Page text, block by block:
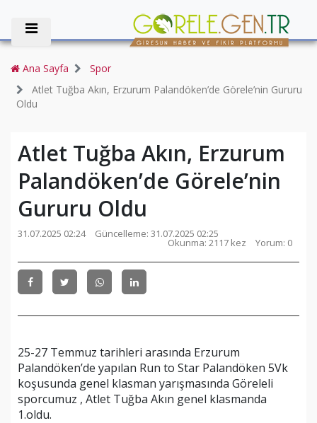
Ana Sayfa
Spor
Atlet Tuğba Akın, Erzurum Palandöken’de Görele’nin Gururu
Oldu
Atlet Tuğba Akın, Erzurum
Palandöken’de Görele’nin
Gururu Oldu
31.07.2025 02:24 Güncelleme: 31.07.2025 02:25
Okunma: 2117 kez Yorum: 0
25-27 Temmuz tarihleri arasında Erzurum
Palandöken’de yapılan Run to Star Palandöken 5Vk
koşusunda genel klasman yarışmasında Göreleli
sporcumuz , Atlet Tuğba Akın genel klasmanda
1.oldu.